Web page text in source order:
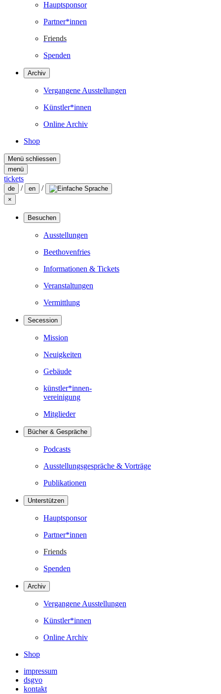
Hauptsponsor
Partner*innen
Friends
Spenden
Archiv
Vergangene Ausstellungen
Künstler*innen
Online Archiv
Shop
Menü schliessen
menü
tickets
de / en /
×
Besuchen
Ausstellungen
Beethovenfries
Informationen & Tickets
Veranstaltungen
Vermittlung
Secession
Mission
Neuigkeiten
Gebäude
künstler*innen-
vereinigung
Mitglieder
Bücher & Gespräche
Podcasts
Ausstellungsgespräche & Vorträge
Publikationen
Unterstützen
Hauptsponsor
Partner*innen
Friends
Spenden
Archiv
Vergangene Ausstellungen
Künstler*innen
Online Archiv
Shop
impressum
dsgvo
kontakt